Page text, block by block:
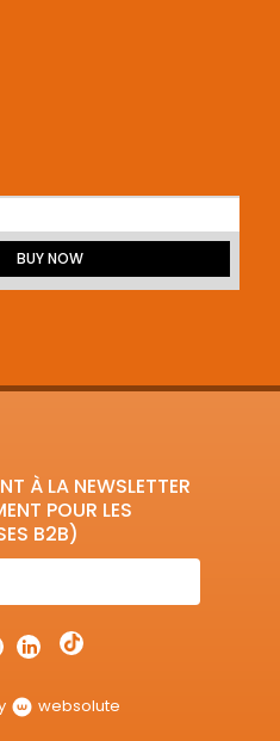
BUY NOW
À LA NEWSLETTER
POUR LES
B2B)
websolute